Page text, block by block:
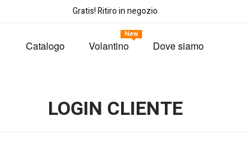
Gratis! Ritiro in negozio
Catalogo Volantino
New
Dove siamo
LOGIN CLIENTE